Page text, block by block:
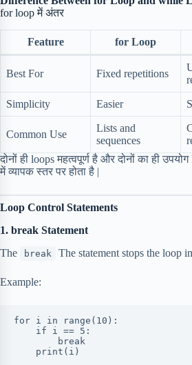
for loop में अंतर
Feature for Loop
Best For Fixed repetitions
Simplicity Easier
Common Use
Lists and
sequences
दोनों ही loops महत्वपूर्ण है और दोनों का ही उपयोग
में व्यापक स्तर पर होता है |
Loop Control Statements
1. break Statement
The
break The statement stops the loop
Example:
for i in range(10):
    if i == 5:
        break
    print(i)